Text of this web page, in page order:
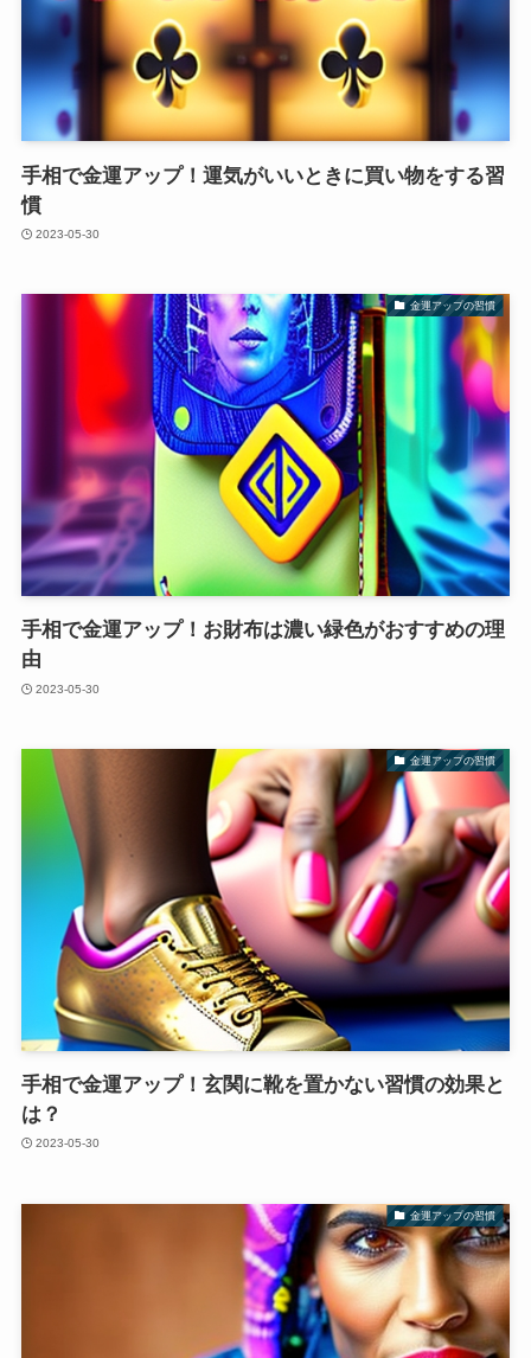
手相で金運アップ！運気がいいときに買い物をする習
慣
2023-05-30
金運アップの習慣
手相で金運アップ！お財布は濃い緑色がおすすめの理
由
2023-05-30
金運アップの習慣
手相で金運アップ！玄関に靴を置かない習慣の効果と
は？
2023-05-30
金運アップの習慣